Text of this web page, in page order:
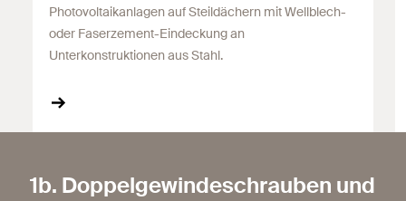
Photovoltaikanlagen auf Steildächern mit Wellblech-
oder Faserzement-Eindeckung an
Unterkonstruktionen aus Stahl.
1b. Doppelgewindeschrauben und